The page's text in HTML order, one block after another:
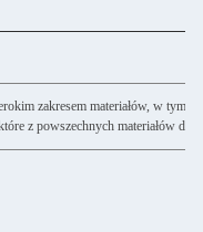
zakresem materiałów, w
z powszechnych materiałów